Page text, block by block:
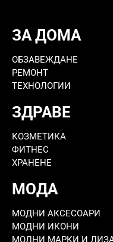
ЗА ДОМА
ОБЗАВЕЖДАНЕ
РЕМОНТ
ТЕХНОЛОГИИ
ЗДРАВЕ
КОЗМЕТИКА
ФИТНЕС
ХРАНЕНЕ
МОДА
МОДНИ АКСЕСОАРИ
МОДНИ ИКОНИ
МОДНИ МАРКИ И